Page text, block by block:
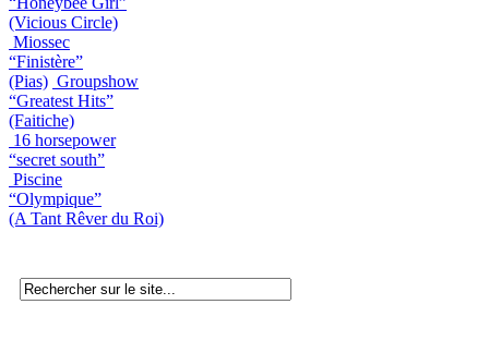
(Vicious Circle)
Miossec
“Finistère”
(Pias) Groupshow
“Greatest Hits”
(Faitiche)
16 horsepower
“secret south”
Piscine
“Olympique”
(A Tant Rêver du Roi)